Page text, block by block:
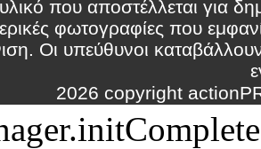
που αποστέλλεται για
φωτογραφίες που
Οι υπεύθυνοι
2026 copyright